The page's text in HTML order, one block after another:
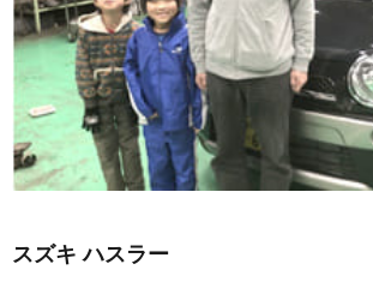
スズキ ハスラー